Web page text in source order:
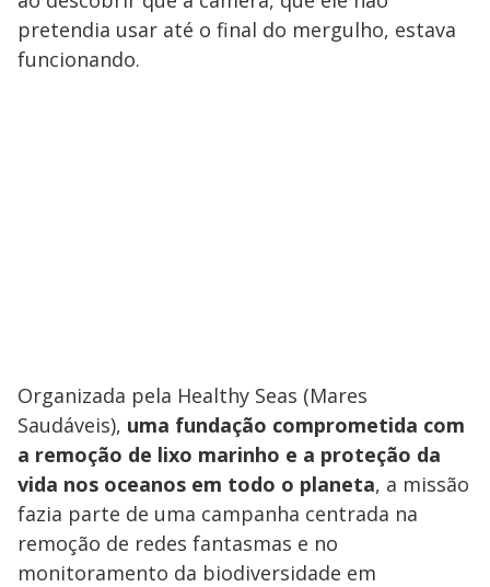
pretendia usar até o final do mergulho, estava
funcionando.
Organizada pela Healthy Seas (Mares
Saudáveis), uma fundação comprometida com
a remoção de lixo marinho e a proteção da
vida nos oceanos em todo o planeta, a missão
fazia parte de uma campanha centrada na
remoção de redes fantasmas e no
monitoramento da biodiversidade em